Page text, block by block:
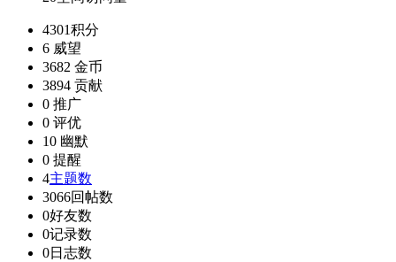
4301积分
6 威望
3682 金币
3894 贡献
0 推广
0 评优
10 幽默
0 提醒
4主题数
3066回帖数
0好友数
0记录数
0日志数